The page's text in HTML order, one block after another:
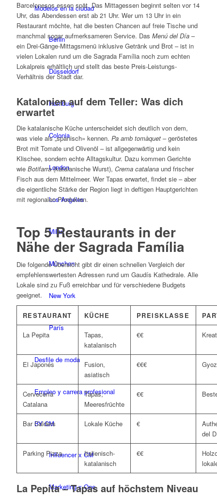
Modelos en la ciudad
Berlin
Düsseldorf
Hamburg
Colonia
London
Los Angeles
Milan
München
New York
París
Desfile de moda
Empleo y carrera profesional
BY CM
Influencer x CM
Marketing x One
Barcelonesos essen spät. Das Mittagessen beginnt selten vor 14
Uhr, das Abendessen erst ab 21 Uhr. Wer um 13 Uhr in ein
Restaurant möchte, hat die besten Chancen auf freie Tische und
manchmal sogar aufmerksameren Service. Das Menú del Día–
ein Drei-Gänge-Mittagsmenü inklusive Getränk und Brot – ist in
vielen Lokalen rund um die Sagrada Família noch zum echten
Lokalpreis erhältlich und stellt das beste Preis-Leistungs-
Verhältnis der Stadt dar.
Katalonien auf dem Teller: Was dich
erwartet
Die katalanische Küche unterscheidet sich deutlich von dem,
was viele als „spanisch» kennen. Pa amb tomàquet– geröstetes
Brot mit Tomate und Olivenöl – ist allgegenwärtig und kein
Klischee, sondern echte Alltagskultur. Dazu kommen Gerichte
wie Botifarra(katalanische Wurst), Crema catalanaund frischer
Fisch aus dem Mittelmeer. Wer Tapas erwartet, findet sie – aber
die eigentliche Stärke der Region liegt in deftigen Hauptgerichten
mit regionalen Produkten.
Top 5 Restaurants in der
Nähe der Sagrada Família
Die folgende Übersicht gibt dir einen schnellen Vergleich der
empfehlenswertesten Adressen rund um Gaudís Kathedrale. Alle
Lokale sind zu Fuß erreichbar und für verschiedene Budgets
geeignet.
RESTAURANT KÜCHE PREISKLASSE
La Pepita
Tapas,
katalanisch
€€
El Japonés
Fusion,
asiatisch
€€€
Cervecería
Catalana
Tapas,
Meeresfrüchte
€€
Bar Calders Lokale Küche €
del
Parking Pizza
Italienisch-
katalanisch
€€
La Pepita – Tapas auf höchstem Niveau